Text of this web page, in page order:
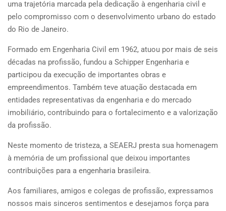
uma trajetória marcada pela dedicação à engenharia civil e
pelo compromisso com o desenvolvimento urbano do estado
do Rio de Janeiro.
Formado em Engenharia Civil em 1962, atuou por mais de seis
décadas na profissão, fundou a Schipper Engenharia e
participou da execução de importantes obras e
empreendimentos. Também teve atuação destacada em
entidades representativas da engenharia e do mercado
imobiliário, contribuindo para o fortalecimento e a valorização
da profissão.
Neste momento de tristeza, a SEAERJ presta sua homenagem
à memória de um profissional que deixou importantes
contribuições para a engenharia brasileira.
Aos familiares, amigos e colegas de profissão, expressamos
nossos mais sinceros sentimentos e desejamos força para